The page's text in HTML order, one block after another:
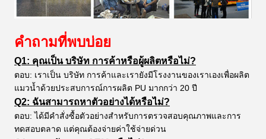
คำถามที่พบบ่อย
Q1: คุณเป็น บริษัท การค้าหรือผู้ผลิตหรือไม่?
ตอบ: เราเป็น บริษัท การค้าและเรายังมีโรงงานของเราเองเพื่อผลิต
แมวน้ำด้วยประสบการณ์การผลิต PU มากกว่า 20 ปี
Q2: ฉันสามารถหาตัวอย่างได้หรือไม่?
ตอบ: ได้มีคำสั่งซื้อตัวอย่างสำหรับการตรวจสอบคุณภาพและการ
ทดสอบตลาด แต่คุณต้องจ่ายค่าใช้จ่ายด่วน